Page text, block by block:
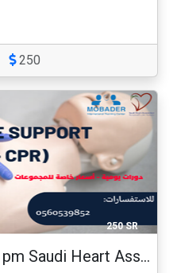
250
250 SR
BLS(cpr) monday4:30 pm Saudi Heart Association